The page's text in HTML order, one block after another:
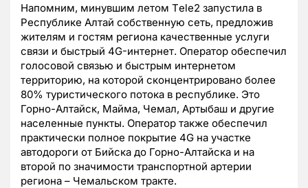
Напомним, минувшим летом Тele2 запустила в
Республике Алтай собственную сеть, предложив
жителям и гостям региона качественные услуги
связи и быстрый 4G-интернет. Оператор обеспечил
голосовой связью и быстрым интернетом
территорию, на которой сконцентрировано более
80% туристического потока в республике. Это
Горно-Алтайск, Майма, Чемал, Артыбаш и другие
населенные пункты. Оператор также обеспечил
практически полное покрытие 4G на участке
автодороги от Бийска до Горно-Алтайска и на
второй по значимости транспортной артерии
региона – Чемальском тракте.